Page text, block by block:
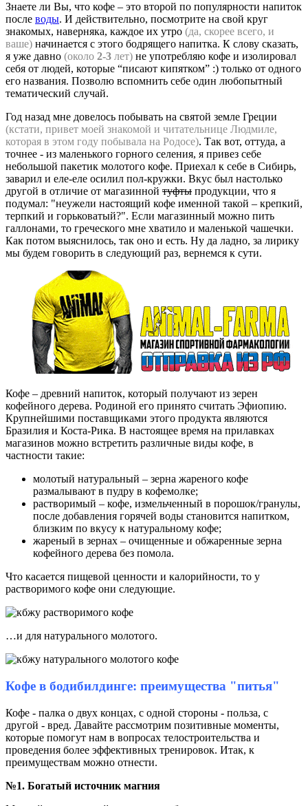
Знаете ли Вы, что кофе – это второй по популярности напиток
после воды. И действительно, посмотрите на свой круг
знакомых, наверняка, каждое их утро (да, скорее всего, и
ваше) начинается с этого бодрящего напитка. К слову сказать,
я уже давно (около 2-3 лет) не употребляю кофе и изолировал
себя от людей, которые “писают кипятком” :) только от одного
его названия. Позволю вспомнить себе один любопытный
тематический случай.
Год назад мне довелось побывать на святой земле Греции
(кстати, привет моей знакомой и читательнице Людмиле,
которая в этом году побывала на Родосе). Так вот, оттуда, а
точнее - из маленького горного селения, я привез себе
небольшой пакетик молотого кофе. Приехал к себе в Сибирь,
заварил и еле-еле осилил пол-кружки. Вкус был настолько
другой в отличие от магазинной туфты продукции, что я
подумал: "неужели настоящий кофе именной такой – крепкий,
терпкий и горьковатый?". Если магазинный можно пить
галлонами, то греческого мне хватило и маленькой чашечки.
Как потом выяснилось, так оно и есть. Ну да ладно, за лирику
мы будем говорить в следующий раз, вернемся к сути.
Кофе – древний напиток, который получают из зерен
кофейного дерева. Родиной его принято считать Эфиопию.
Крупнейшими поставщиками этого продукта являются
Бразилия и Коста-Рика. В настоящее время на прилавках
магазинов можно встретить различные виды кофе, в
частности такие:
молотый натуральный – зерна жареного кофе
размалывают в пудру в кофемолке;
растворимый – кофе, измельченный в порошок/гранулы,
после добавления горячей воды становится напитком,
близким по вкусу к натуральному кофе;
жареный в зернах – очищенные и обжаренные зерна
кофейного дерева без помола.
Что касается пищевой ценности и калорийности, то у
растворимого кофе они следующие.
…и для натурального молотого.
Кофе в бодибилдинге: преимущества "питья"
Кофе - палка о двух концах, с одной стороны - польза, с
другой - вред. Давайте рассмотрим позитивные моменты,
которые помогут нам в вопросах телостроительства и
проведения более эффективных тренировок. Итак, к
преимуществам можно отнести.
№1. Богатый источник магния